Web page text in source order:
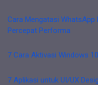
Cara Mengatasi
Percepat Performa
7 Cara Aktivasi Windows
7 Aplikasi untuk UI/UX